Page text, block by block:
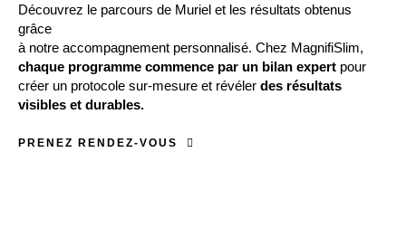
Découvrez le parcours de Muriel et les résultats obtenus
grâce
à notre accompagnement personnalisé. Chez MagnifiSlim,
chaque programme commence par un bilan expert pour
créer un protocole sur-mesure et révéler des résultats
visibles et durables.
PRENEZ RENDEZ-VOUS